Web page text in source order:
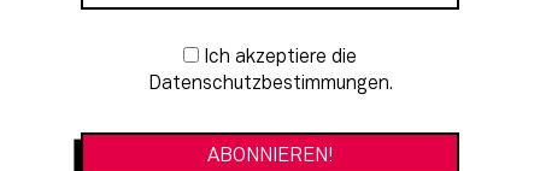
Newsletter-Anmeldung
Datenschutzbestimmungen.